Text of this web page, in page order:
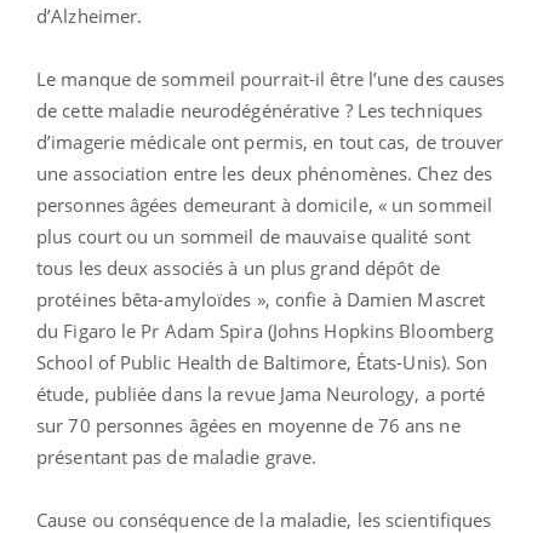
d’Alzheimer.
Le manque de sommeil pourrait-il être l’une des causes
de cette maladie neurodégénérative ? Les techniques
d’imagerie médicale ont permis, en tout cas, de trouver
une association entre les deux phénomènes. Chez des
personnes âgées demeurant à domicile, « un sommeil
plus court ou un sommeil de mauvaise qualité sont
tous les deux associés à un plus grand dépôt de
protéines bêta-amyloïdes », confie à Damien Mascret
du Figaro le Pr Adam Spira (Johns Hopkins Bloomberg
School of Public Health de Baltimore, États-Unis). Son
étude, publiée dans la revue Jama Neurology, a porté
sur 70 personnes âgées en moyenne de 76 ans ne
présentant pas de maladie grave.
Cause ou conséquence de la maladie, les scientifiques